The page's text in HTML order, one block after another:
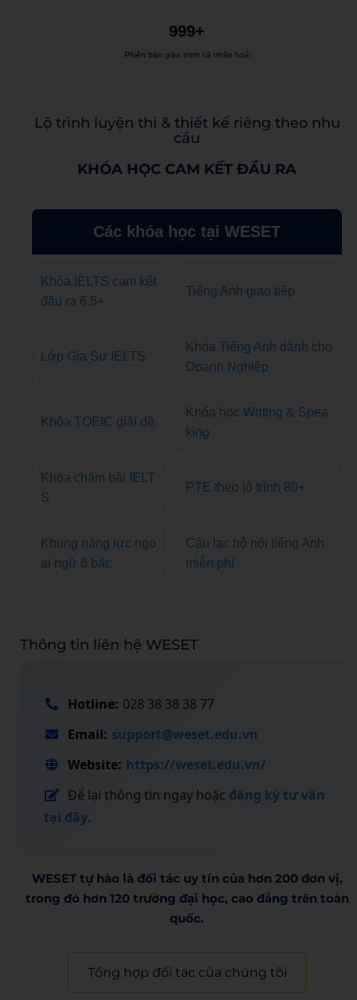
999+
Phiên bản giáo trình cá nhân hoá
Lộ trình luyện thi & thiết kế riêng theo nhu
cầu
KHÓA HỌC CAM KẾT ĐẦU RA
Các khóa học tại WESET
Khóa IELTS cam kết
đầu ra 6.5+
Tiếng Anh giao tiếp
Lớp Gia Sư IELTS
Khóa Tiếng Anh dành cho
Doanh Nghiệp
Khóa TOEIC giải đề
Khóa học Writing & Spea
king
Khóa chấm bài IELT
S
PTE theo lộ trình 80+
Khung năng lực ngo
ại ngữ 6 bậc
Câu lạc bộ nói tiếng Anh
miễn phí
Thông tin liên hệ WESET
Hotline: 028 38 38 38 77
Email: support@weset.edu.vn
Website: https://weset.edu.vn/
Để lại thông tin ngay hoặc đăng ký tư vấn
tại đây.
WESET tự hào là đối tác uy tín của hơn 200 đơn vị,
trong đó hơn 120 trường đại học, cao đẳng trên toàn
quốc.​
Tổng hợp đối tác của chúng tôi